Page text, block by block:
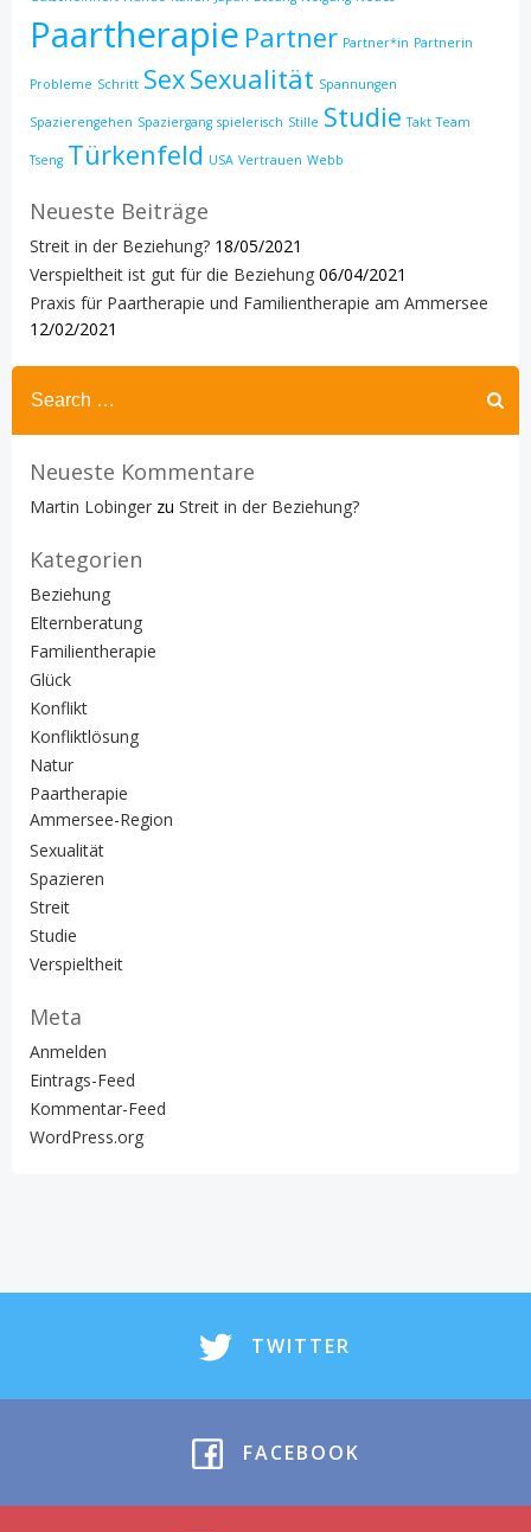
Paartherapie Partner Partner*in Partnerin
Probleme Schritt SexSexualität Spannungen
Spazierengehen Spaziergang spielerisch Stille Studie Takt Team
Tseng Türkenfeld USA Vertrauen Webb
Neueste Beiträge
Streit in der Beziehung? 18/05/2021
Verspieltheit ist gut für die Beziehung 06/04/2021
Praxis für Paartherapie und Familientherapie am Ammersee
12/02/2021
Search
for:
Neueste Kommentare
Martin Lobinger zu Streit in der Beziehung?
Kategorien
Beziehung
Elternberatung
Familientherapie
Glück
Konflikt
Konfliktlösung
Natur
Paartherapie
Ammersee-Region
Sexualität
Spazieren
Streit
Studie
Verspieltheit
Meta
Anmelden
Eintrags-Feed
Kommentar-Feed
WordPress.org
TWITTER
FACEBOOK